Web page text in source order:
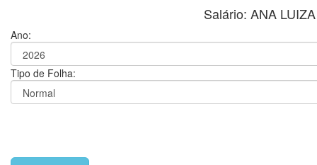
Salário: ANA
Ano:
Tipo de Folha: